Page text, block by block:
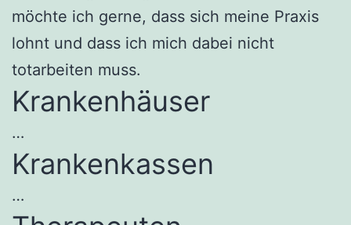
möchte ich gerne, dass sich meine Praxis
lohnt und dass ich mich dabei nicht
totarbeiten muss.
Krankenhäuser
…
Krankenkassen
…